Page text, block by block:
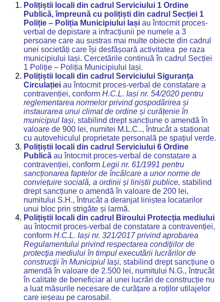
Polițiștii locali din cadrul Serviciului 1 Ordine
Publică, împreună cu polițiști din cadrul Secției 1
Poliție – Poliția Municipiului Iași au întocmit proces-
verbal de depistare a infracțiunii pe numele a 3
persoane care au sustras mai multe obiecte din cadrul
unei societăți care își desfășoară activitatea pe raza
municipiului Iași. Cercetările continuă în cadrul Secției
1 Poliție – Poliția Municipiului Iași.
Polițiștii locali din cadrul Serviciului Siguranța
Circulației au întocmit proces-verbal de constatare a
contravenției, conform H.C.L. Iași nr. 54/2020 pentru
reglementarea normelor privind gospodărirea și
instaurarea unui climat de ordine și curățenie în
municipiul Iași, stabilind drept sancțiune o amendă în
valoare de 900 lei, numitei M.L.C.., întrucât a staționat
cu autovehiculul proprietate personală pe spațiul verde.
Polițiștii locali din cadrul Serviciului 6 Ordine
Publică au întocmit proces-verbal de constatare a
contravenției, conform Legii nr. 61/1991 pentru
sancționarea faptelor de încălcare a unor norme de
conviețuire socială, a ordinii și liniștii publice, stabilind
drept sancțiune o amendă în valoare de 200 lei,
numitului S.H., întrucât a deranjat liniștea locatarilor
unui bloc prin strigăte și larmă.
Polițiștii locali din cadrul Biroului Protecția mediului
au întocmit proces-verbal de constatare a contravenției,
conform H.C.L. Iași nr. 321/2017 privind aprobarea
Regulamentului privind respectarea condiţiilor de
protecţia mediului în timpul executării lucrărilor de
construcţii în Municipiul Iaşi, stabilind drept sancțiune o
amendă în valoare de 2.500 lei, numitului N.G., întrucât
în calitate de beneficiar al unei lucrări de construcție nu
a luat măsurile necesare de curățare a roților utilajelor
care ieșeau pe carosabil.